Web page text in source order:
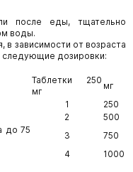
после еды, тщательно
воды.
в зависимости от возраста
следующие дозировки:
Таблетки 250
мг
мг
1
250
2
500
до 75
3
750
4 1000